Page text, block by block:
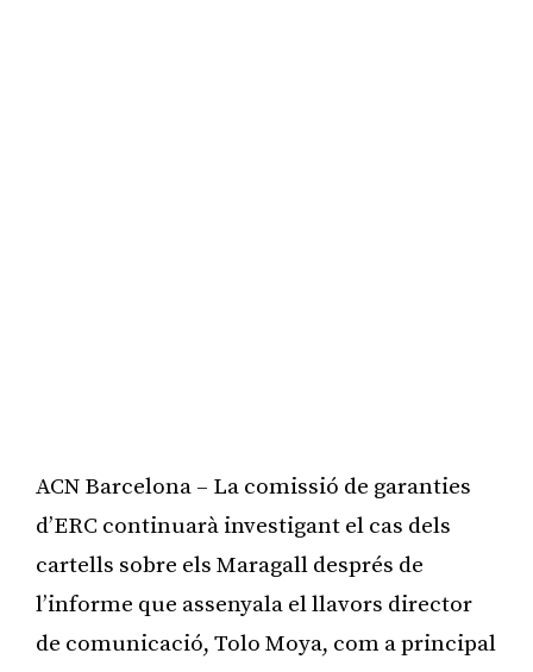
ACN Barcelona – La comissió de garanties
d’ERC continuarà investigant el cas dels
cartells sobre els Maragall després de
l’informe que assenyala el llavors director
de comunicació, Tolo Moya, com a principal